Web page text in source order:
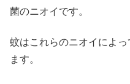
菌のニオイです。
蚊はこれらのニオイによ
ます。